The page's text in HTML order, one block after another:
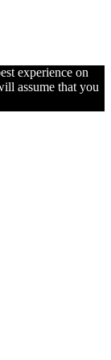
experience on
assume that you